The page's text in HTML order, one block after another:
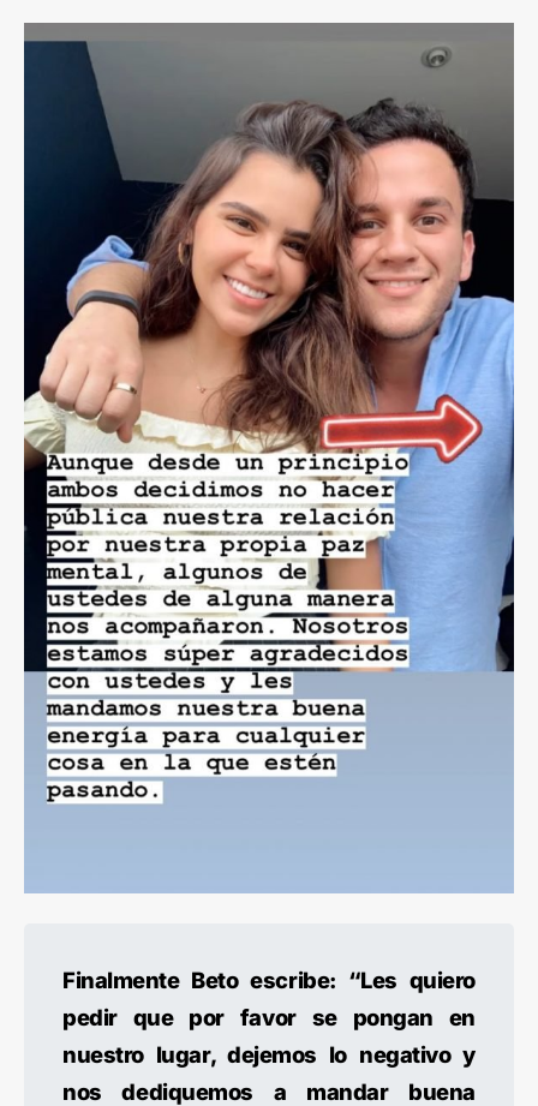
Finalmente Beto escribe: “Les quiero
pedir que por favor se pongan en
nuestro lugar, dejemos lo negativo y
nos dediquemos a mandar buena